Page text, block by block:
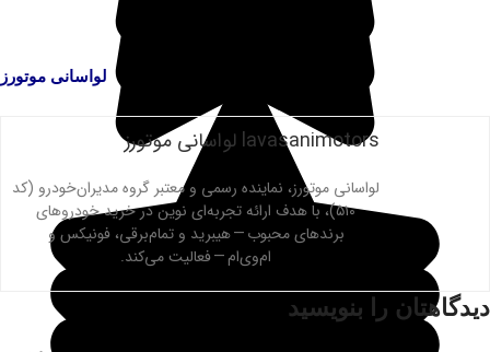
لواسانی موتورز
lavasanimotors لواسانی موتورز
لواسانی موتورز، نماینده رسمی و معتبر گروه مدیران‌خودرو (کد
۵۱۰)، با هدف ارائه تجربه‌ای نوین در خرید خودروهای
برندهای محبوب — هیبرید و تمام‌برقی، فونیکس و
ام‌وی‌ام — فعالیت می‌کند.
دیدگاهتان را بنویسید